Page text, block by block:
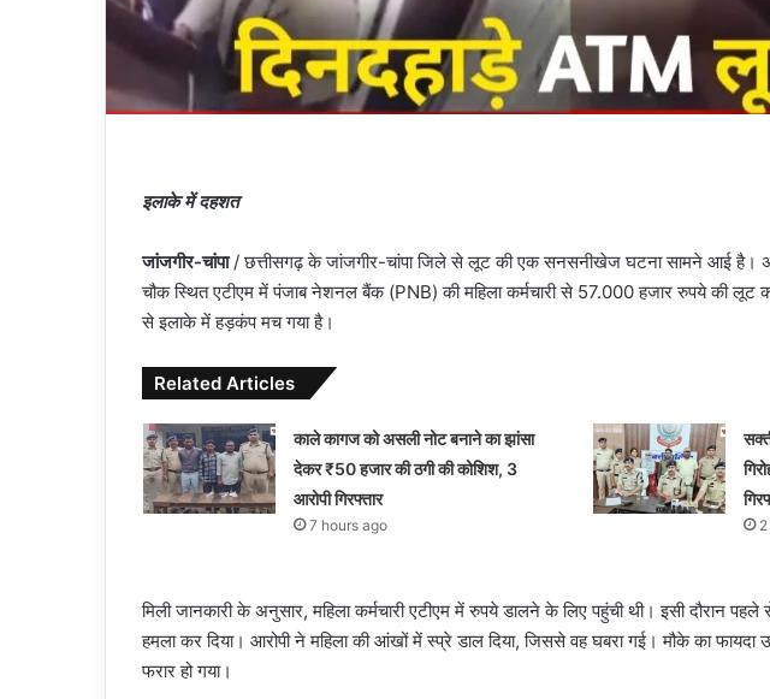
इलाके में दहशत
जांजगीर-चांपा/ छत्तीसगढ़ के जांजगीर-चांपा जिले से लूट की एक सनसनीखेज घटना सामने आई है।
चौक स्थित एटीएम में पंजाब नेशनल बैंक (PNB) की महिला कर्मचारी से 57.000 हजार रुपये की लूट
से इलाके में हड़कंप मच गया है।
Related Articles
काले कागज को असली नोट बनाने का झांसा
देकर ₹50 हजार की ठगी की कोशिश, 3
आरोपी गिरफ्तार
7 hours ago
मिली जानकारी के अनुसार, महिला कर्मचारी एटीएम में रुपये डालने के लिए पहुंची थी। इसी दौरान
हमला कर दिया। आरोपी ने महिला की आंखों में स्प्रे डाल दिया, जिससे वह घबरा गई। मौके का
फरार हो गया।